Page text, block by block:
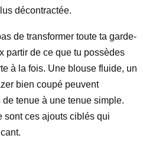
décontractée.
de transformer toute ta garde-
partir de ce que tu possèdes
à la fois. Une blouse fluide, un
bien coupé peuvent
tenue à une tenue simple.
sont ces ajouts ciblés qui